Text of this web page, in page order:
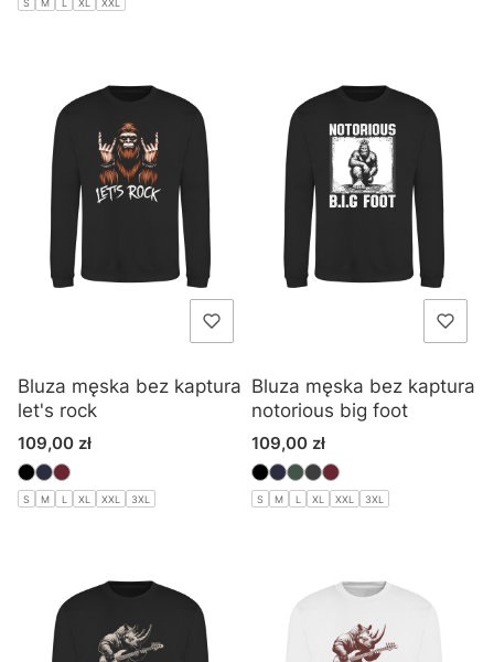
S M L XL XXL
Bluza męska bez kaptura
let's rock
Cena
109,00 zł
S M L XL XXL 3XL
Bluza męska bez kaptura
notorious big foot
Cena
109,00 zł
S M L XL XXL 3XL